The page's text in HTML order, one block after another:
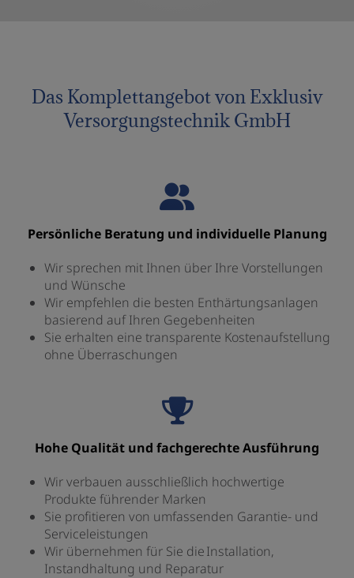
Das Komplettangebot von Exklusiv
Versorgungstechnik GmbH
Persönliche Beratung und individuelle Planung
Wir sprechen mit Ihnen über Ihre Vorstellungen
und Wünsche
Wir empfehlen die besten Enthärtungsanlagen
basierend auf Ihren Gegebenheiten
Sie erhalten eine transparente Kostenaufstellung
ohne Überraschungen
Hohe Qualität und fachgerechte Ausführung
Wir verbauen ausschließlich hochwertige
Produkte führender Marken
Sie profitieren von umfassenden Garantie- und
Serviceleistungen
Wir übernehmen für Sie die Installation,
Instandhaltung und Reparatur